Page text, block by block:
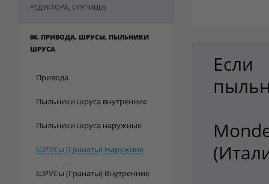
РЕДУКТОРА, СТУПИЦЫ)
06. ПРИВОДА, ШРУСЫ, ПЫЛЬНИКИ
ШРУСА
Привода
Пыльники шруса внутренние
Пыльники шруса наружные
ШРУСы (Гранаты) Наружние
ШРУСы (Гранаты) Внутренние